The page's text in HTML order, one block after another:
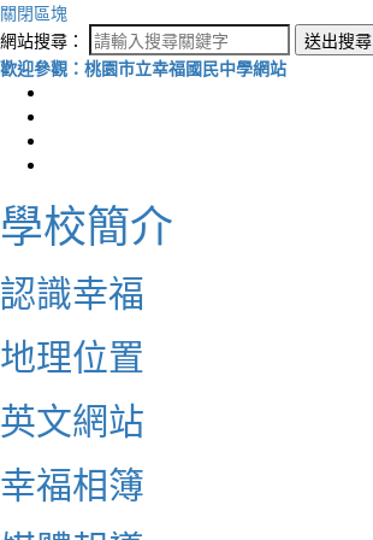
關閉區塊
網站搜尋：
送出搜尋
歡迎參觀：桃園市立幸福國民中學網站
學校簡介
認識幸福
地理位置
英文網站
幸福相簿